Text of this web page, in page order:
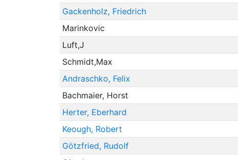
Gackenholz, Friedrich
Marinkovic
Luft,J
Schmidt,Max
Andraschko, Felix
Bachmaier, Horst
Herter, Eberhard
Keough, Robert
Götzfried, Rudolf